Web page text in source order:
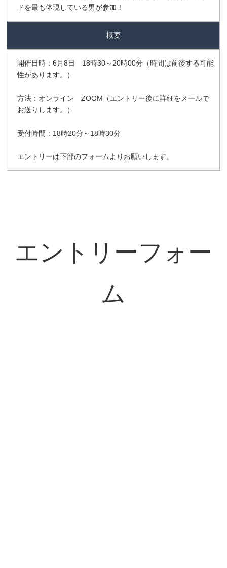
ドを最も体現している男が参加！
概要
開催日時：6月8日 18時30～20時00分（時間は前後する可能
性があります。）
方法：オンライン ZOOM（エントリー後に詳細をメールで
お送りします。）
受付時間：18時20分～18時30分
エントリーは下部のフォームよりお願いします。
エントリーフォー
ム